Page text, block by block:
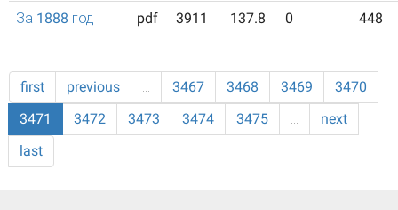
За 1888 год pdf 3911 137.8 0 448
first previous … 3467 3468 3469
3470
3471
3472 3473 3474 3475 …
next
last